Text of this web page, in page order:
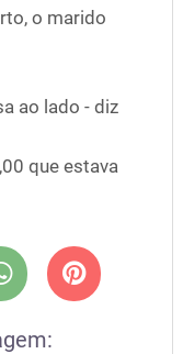
o marido
ao lado - diz
que estava